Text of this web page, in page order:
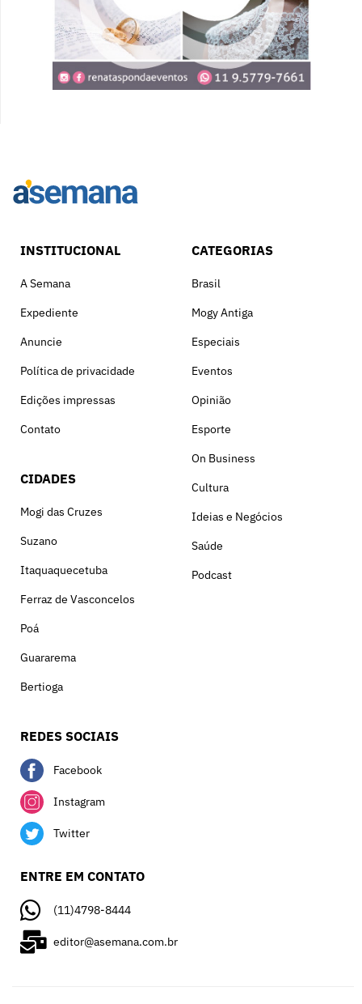
INSTITUCIONAL
A Semana
Expediente
Anuncie
Política de privacidade
Edições impressas
Contato
CIDADES
Mogi das Cruzes
Suzano
Itaquaquecetuba
Ferraz de Vasconcelos
Poá
Guararema
Bertioga
CATEGORIAS
Brasil
Mogy Antiga
Especiais
Eventos
Opinião
Esporte
On Business
Cultura
Ideias e Negócios
Saúde
Podcast
REDES SOCIAIS
Facebook
Instagram
Twitter
ENTRE EM CONTATO
(11)4798-8444
editor@asemana.com.br